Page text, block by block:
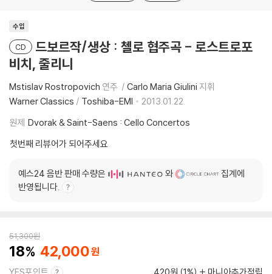
수입
CD
드보르작/생상 : 첼로 협주곡 - 로스트로포
비치, 줄리니
Mstislav Rostropovich 연주 Carlo Maria Giulini 지휘
Warner Classics / Toshiba-EMI
2013.01.22.
원제 Dvorak & Saint-Saens : Cello Concertos
첫번째 리뷰어가 되어주세요
예스24 음반 판매 수량은 와
집계에
반영됩니다.
51,300원
18 42,000